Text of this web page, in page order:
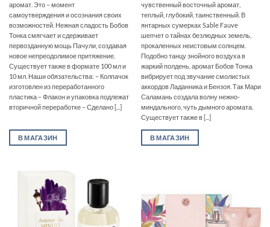
аромат. Это – момент
самоутверждения и осознания своих
возможностей. Нежная сладость Бобов
Тонка смягчает и сдерживает
первозданную мощь Пачули, создавая
новое непреодолимое притяжение.
Существует также в формате 100 мл и
10 мл. Наши обязательства: – Колпачок
изготовлен из переработанного
пластика – Флакон и упаковка подлежат
вторичной переработке – Сделано [...]
В МАГАЗИН
чувственный восточный аромат,
теплый, глубокий, таинственный. В
янтарных сумерках Sable Fauve
шепчет о тайнах безлюдных земель,
прокаленных неистовым солнцем.
Подобно танцу знойного воздуха в
жаркий полдень, аромат Бобов Тонка
вибрирует под звучание смолистых
аккордов Ладанника и Бензоя. Так Мари
Саламань создала волну нежно-
миндального, чуть дымного аромата.
Существует также в [...]
В МАГАЗИН